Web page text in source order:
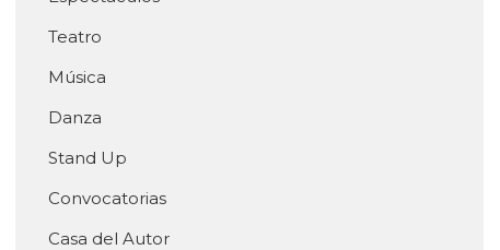
Teatro
Música
Danza
Stand Up
Convocatorias
Casa del Autor